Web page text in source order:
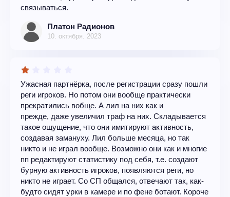
связываться.
Платон Радионов
10. октября. 2023
Ужасная партнёрка, после регистрации сразу пошли
реги игроков. Но потом они вообще практически
прекратились вобще. А лил на них как и
прежде, даже увеличил траф на них. Складывается
такое ощущение, что они имитируют активность,
создавая замануху. Лил больше месяца, но так
никто и не играл вообще. Возможно они как и многие
пп редактируют статистику под себя, т.е. создают
бурную активность игроков, появляются реги, но
никто не играет. Со СП общался, отвечают так, как-
будто сидят урки в камере и по фене ботают. Короче